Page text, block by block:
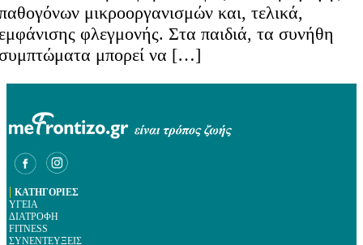
μικροοργανισμών και, τελικά,
φλεγμονής. Στα παιδιά, τα συνήθη
μπορεί να […]
| ΚΑΤΗΓΟΡΙΕΣ
ΥΓΕΙΑ
ΔΙΑΤΡΟΦΗ
FITNESS
ΣΥΝΕΝΤΕΥΞΕΙΣ